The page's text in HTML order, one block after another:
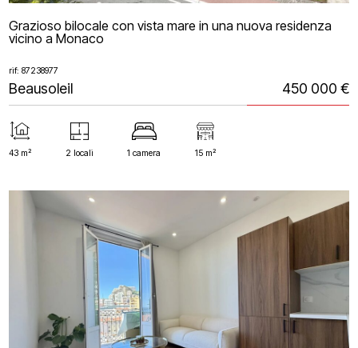
Grazioso bilocale con vista mare in una nuova residenza
vicino a Monaco
rif: 87238977
450 000 €
Beausoleil
43 m² 2 locali 1 camera 15 m²